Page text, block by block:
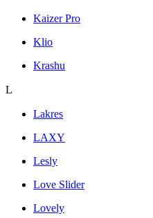
Kaizer Pro
Klio
Krashu
L
Lakres
LAXY
Lesly
Love Slider
Lovely